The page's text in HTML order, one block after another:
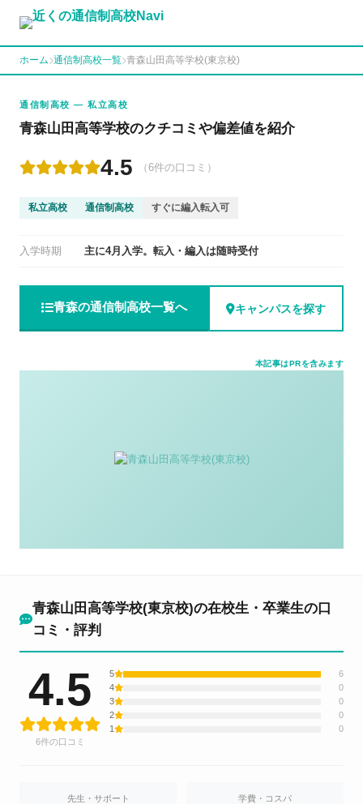
ホーム 通信制高校一覧 青森山田高等学校(東京校)
通信制高校 — 私立高校
青森山田高等学校のクチコミや偏差値を紹介
4.5 （6件の口コミ）
私立高校 通信制高校 すぐに編入転入可
入学時期 主に4月入学。転入・編入は随時受付
青森の通信制高校一覧へ キャンパスを探す
本記事はPRを含みます
青森山田高等学校(東京校)の在校生・卒業生の口
コミ・評判
4.5
6件の口コミ
5
6
4
0
3
0
2
0
1
0
先生・サポート 学費・コスパ